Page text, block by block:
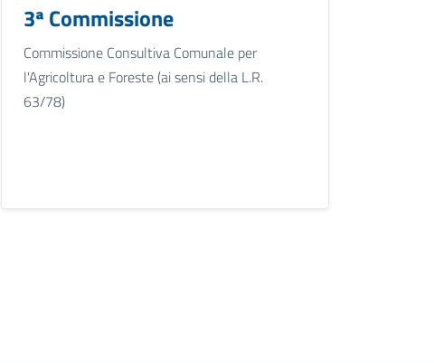
3ª Commissione
Commissione Consultiva Comunale per
l'Agricoltura e Foreste (ai sensi della L.R.
63/78)